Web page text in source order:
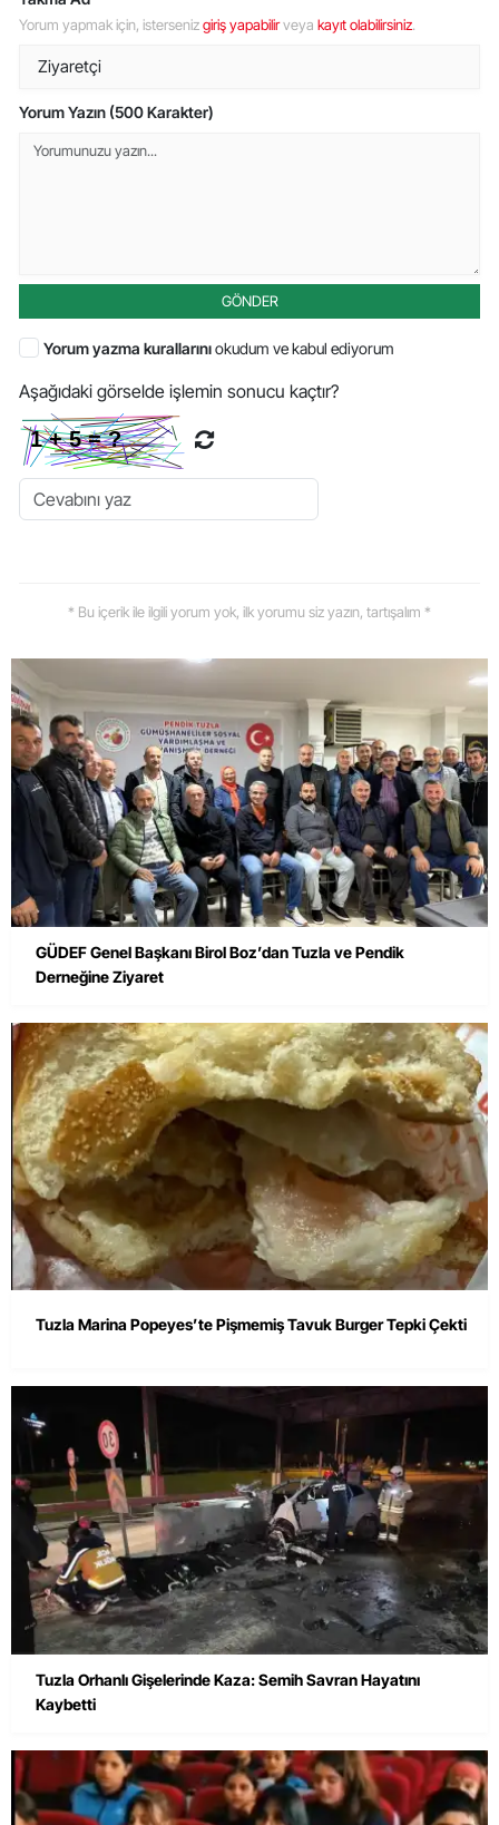
Yorum yapmak için, istersenizgiriş yapabilirveya kayıt olabilirsiniz.
Yorum Yazın (500 Karakter)
GÖNDER
Yorum yazma kurallarınıokudum ve kabul ediyorum
Aşağıdaki görselde işlemin sonucu kaçtır?
* Bu içerik ile ilgili yorum yok, ilk yorumu siz yazın, tartışalım *
GÜDEF Genel Başkanı Birol Boz’dan Tuzla ve Pendik
Derneğine Ziyaret
Tuzla Marina Popeyes’te Pişmemiş Tavuk Burger Tepki Çekti
Tuzla Orhanlı Gişelerinde Kaza: Semih Savran Hayatını
Kaybetti